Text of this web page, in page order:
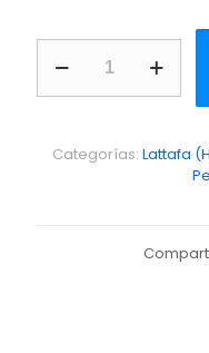
Mood
by
EDPCategorías: Lattafa